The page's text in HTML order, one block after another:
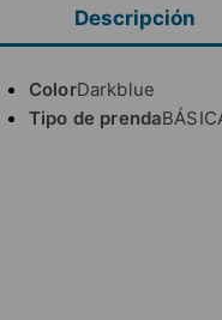
Descripción
ColorDarkblue
Tipo de prenda